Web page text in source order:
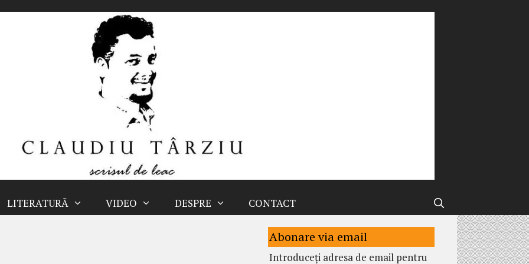
LITERATURĂ VIDEO DESPRE CONTACT
Abonare via email
Introduceți adresa de email pentru